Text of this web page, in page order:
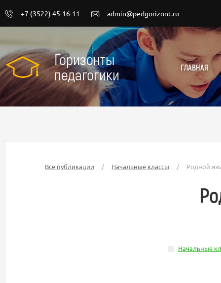
+7 (3522) 45-16-11 admin@pedgorizont.ru
Горизонты
педагогики
ГЛАВНАЯ
Все публикации / Начальные классы / Родной
Начальные